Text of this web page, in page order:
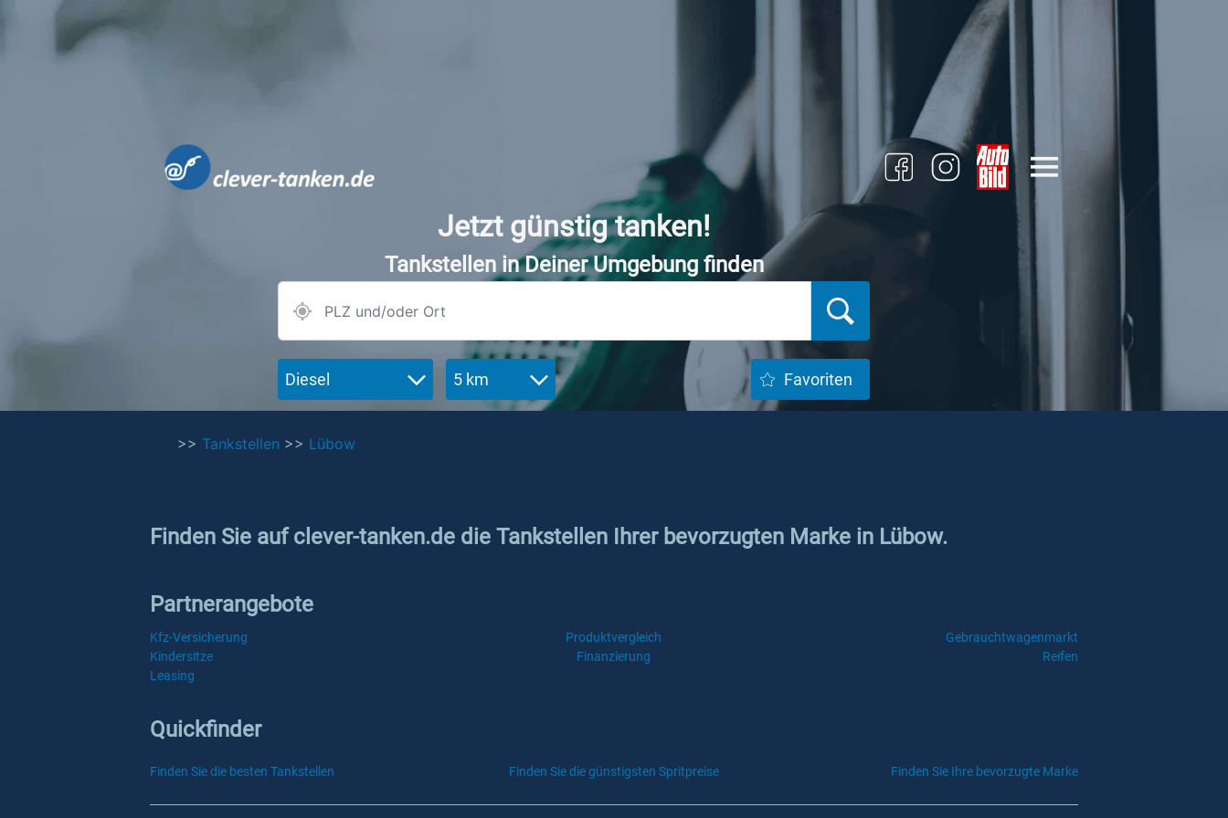
Jetzt günstig tanken!
Tankstellen in Deiner Umgebung finden
Diesel 5 km Favoriten
>> Tankstellen >> Lübow
Finden Sie auf clever-tanken.de die Tankstellen Ihrer bevorzugten Marke in Lübow.
Partnerangebote
Kfz-Versicherung Produktvergleich
Gebrauchtwagenmarkt
Kindersitze
Finanzierung
Reifen
Leasing
Quickfinder
Finden Sie die besten Tankstellen Finden Sie die günstigsten Spritpreise Finden Sie Ihre bevorzugte Marke